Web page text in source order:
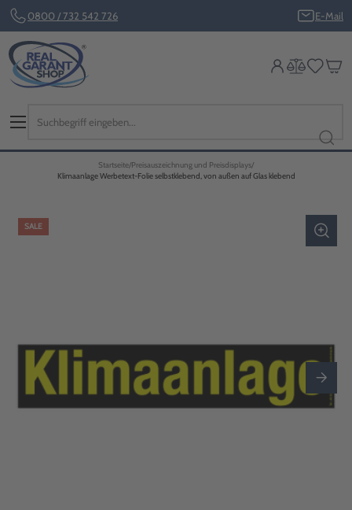
0800 / 732 542 726 E-Mail
Startseite Preisauszeichnung und Preisdisplays
Klimaanlage Werbetext-Folie selbstklebend, von außen auf Glas klebend
SALE